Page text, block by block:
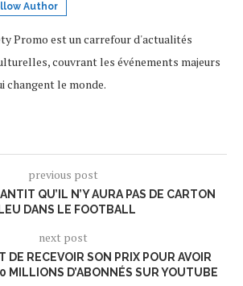
Author
Promo est un carrefour d'actualités
couvrant les événements majeurs
changent le monde.
previous post
QU’IL N’Y AURA PAS DE CARTON
DANS LE FOOTBALL
next post
DE RECEVOIR SON PRIX POUR AVOIR
MILLIONS D’ABONNÉS SUR YOUTUBE